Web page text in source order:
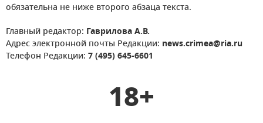
обязательна не ниже второго абзаца текста.
Главный редактор: Гаврилова А.В.
Адрес электронной почты Редакции: news.crimea@ria.ru
Телефон Редакции: 7 (495) 645-6601
18+